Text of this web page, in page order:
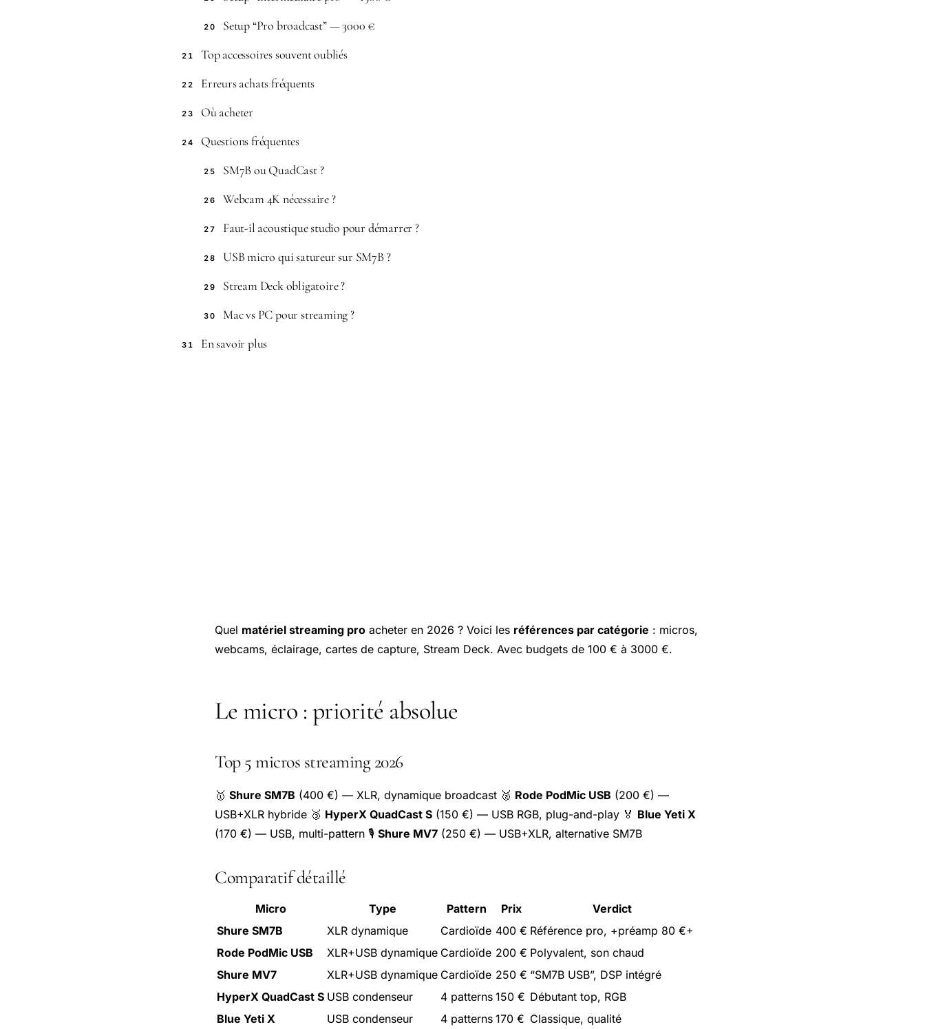
20 Setup “Pro broadcast” — 3000 €
21 Top accessoires souvent oubliés
22 Erreurs achats fréquents
23 Où acheter
24 Questions fréquentes
25 SM7B ou QuadCast ?
26 Webcam 4K nécessaire ?
27 Faut-il acoustique studio pour démarrer ?
28 USB micro qui satureur sur SM7B ?
29 Stream Deck obligatoire ?
30 Mac vs PC pour streaming ?
31 En savoir plus
Quel matériel streaming pro acheter en 2026 ? Voici les références par catégorie : micros,
webcams, éclairage, cartes de capture, Stream Deck. Avec budgets de 100 € à 3000 €.
Le micro : priorité absolue
Top 5 micros streaming 2026
🥇 Shure SM7B (400 €) — XLR, dynamique broadcast 🥈 Rode PodMic USB (200 €) —
USB+XLR hybride 🥉 HyperX QuadCast S (150 €) — USB RGB, plug-and-play 🏅 Blue Yeti X
(170 €) — USB, multi-pattern 🎙️ Shure MV7 (250 €) — USB+XLR, alternative SM7B
Comparatif détaillé
Micro Type Pattern Prix
Verdict
Shure SM7B
XLR dynamique Cardioïde 400 € Référence pro, +préamp 80 €+
Rode PodMic USB
XLR+USB dynamique Cardioïde 200 € Polyvalent, son chaud
Shure MV7
XLR+USB dynamique Cardioïde 250 € “SM7B USB”, DSP intégré
HyperX QuadCast S USB condenseur 4 patterns 150 € Débutant top, RGB
Blue Yeti X
USB condenseur 4 patterns 170 € Classique, qualité